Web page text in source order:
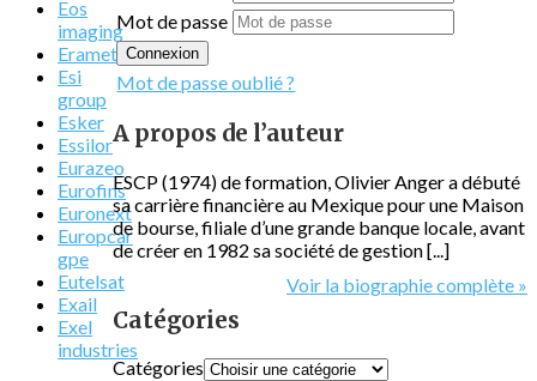
Eos
imaging
Eramet
Esi
group
Esker
Essilor
Eurazeo
Eurofins
Euronext
Europcar
gpe
Eutelsat
Exail
Exel
industries
Mot de passe
Connexion
Mot de passe oublié ?
A propos de l’auteur
ESCP (1974) de formation, Olivier Anger a débuté
sa carrière financière au Mexique pour une Maison
de bourse, filiale d’une grande banque locale, avant
de créer en 1982 sa société de gestion [...]
Voir la biographie complète »
Catégories
Catégories